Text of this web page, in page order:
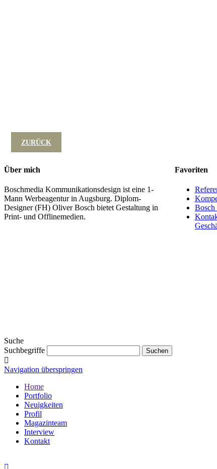
ZURÜCK
Über mich
Boschmedia Kommunikationsdesign ist eine 1-
Mann Werbeagentur in Augsburg. Diplom-
Designer (FH) Oliver Bosch bietet Gestaltung in
Print- und Offlinemedien.
Favoriten
Bosch
Suche
Suchbegriffe
Navigation überspringen
Home
Portfolio
Neuigkeiten
Profil
Magazinteam
Interview
Kontakt